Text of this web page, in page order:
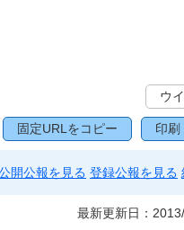
ウ
固定URLをコピー 印刷
開公報を見る 登録公報を見る
最新更新日：